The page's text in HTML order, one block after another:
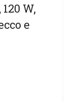
W,
e